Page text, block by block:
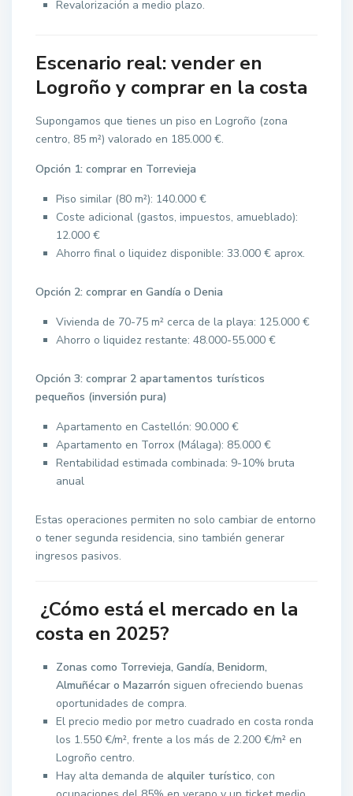
Revalorización a medio plazo.
Escenario real:vender en
Logroño y comprar en la costa
Supongamos que tienes un piso en Logroño (zona
centro, 85 m²) valorado en 185.000 €.
Opción 1: comprar en Torrevieja
Piso similar (80 m²): 140.000 €
Coste adicional (gastos, impuestos, amueblado):
12.000 €
Ahorro final o liquidez disponible: 33.000 € aprox.
Opción 2: comprar en Gandía o Denia
Vivienda de 70-75 m² cerca de la playa: 125.000 €
Ahorro o liquidez restante: 48.000-55.000 €
Opción 3: comprar 2 apartamentos turísticos
pequeños (inversión pura)
Apartamento en Castellón: 90.000 €
Apartamento en Torrox (Málaga): 85.000 €
Rentabilidad estimada combinada: 9-10% bruta
anual
Estas operaciones permiten no solo cambiar de entorno
o tener segunda residencia, sino también generar
ingresos pasivos.
¿Cómo está el mercado en la
costa en 2025?
Zonas como Torrevieja, Gandía, Benidorm,
Almuñécar o Mazarrón siguen ofreciendo buenas
oportunidades de compra.
El precio medio por metro cuadrado en costa ronda
los 1.550 €/m², frente a los más de 2.200 €/m² en
Logroño centro.
Hay alta demanda dealquiler turístico, con